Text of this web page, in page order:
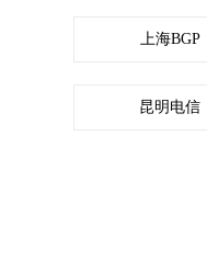
上海BGP
昆明电信